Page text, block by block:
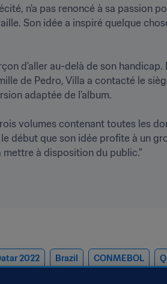
n'a pas renoncé à sa passion
Son idée a inspiré quelque
d'aller au-delà de son handicap.
de Pedro, Villa a contacté le
adaptée de l'album.
volumes contenant toutes les
début que son idée profite à un
2022 Brazil CONMEBOL